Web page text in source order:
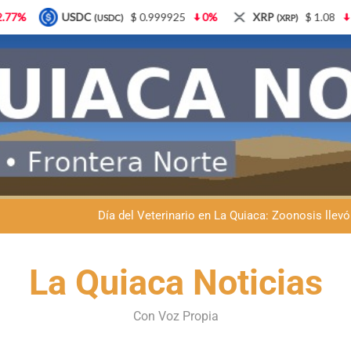
Dante Velázquez marchará contra
Fernando Rejal respaldó a Dante Velázquez en el Senado: “No
La frontera se subleva: Dante Velázquez enfrenta el remate de
Fernando Rejal respaldó a Dante Velázquez en el Senado: “No
Día del Veterinario en La Quiaca: Zoonosis
La Quiaca Noticias
Con Voz Propia
$ 0.999925 0% XRP(XRP) $ 1.08 3.87% Solana(SOL)